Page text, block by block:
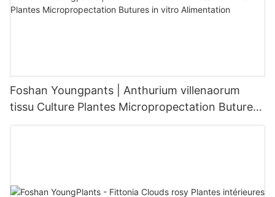
Foshan Youngpants | Anthurium villenaorum
tissu Culture Plantes Micropropectation Butures
in vitro Alimentation